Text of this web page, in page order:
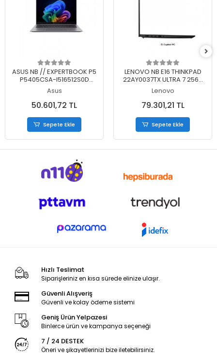
Sepete Ekle
ASUS NB // EXPERTBOOK P5
P5405CSA-I516512S0D
ULTRA 5 226V 16GB 512SSD
DOS 14
Asus
50.601,72 TL
Sepete Ekle
Sepete Ekle
LENOVO NB E16 THINKPAD
22AY0037TX ULTRA 7 256V
16GB 512SSD O/B 16 DOS
Lenovo
79.301,21 TL
Sepete Ekle
Hızlı Teslimat
Siparişleriniz en kısa sürede elinize ulaşır.
Güvenli Alışveriş
Güvenli ve kolay ödeme sistemi
Geniş Ürün Yelpazesi
Binlerce ürün ve kampanya seçeneği
7 / 24 DESTEK
Öneri ve şikayetlerinizi bize iletebilirsiniz.